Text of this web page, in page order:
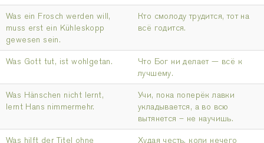
Was ein Frosch werden will,
muss erst ein Kühleskopp
gewesen sein.
Кто смолоду трудится, тот на
всё годится.
Was Gott tut, ist wohlgetan.
Что Бог ни делает — всё к
лучшему.
Was Hänschen nicht lernt,
lernt Hans nimmermehr.
Учи, пока поперёк лавки
укладывается, а во всю
вытянется – не научишь.
Was hilft der Titel ohne
Худая честь, коли нечего